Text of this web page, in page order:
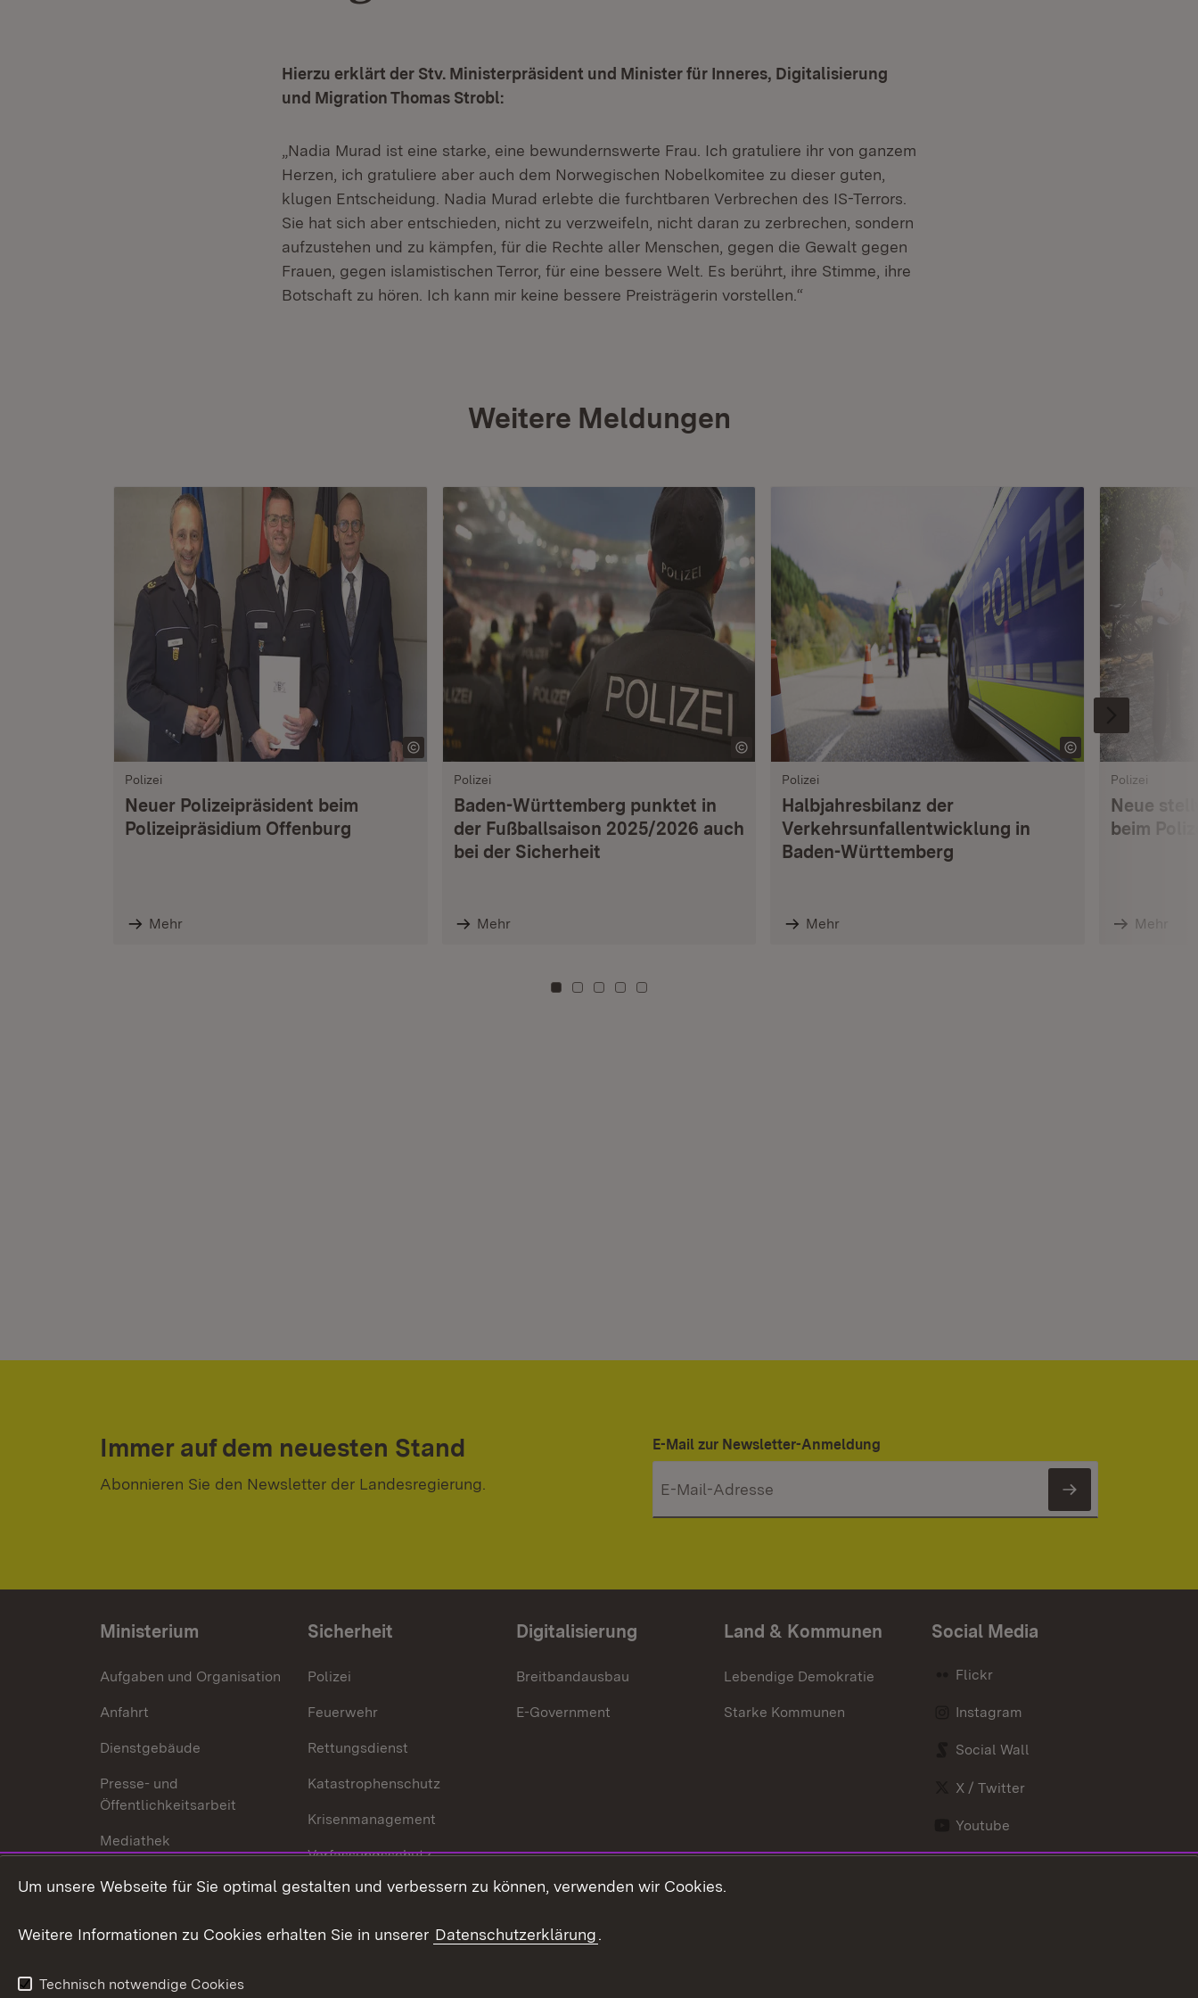
Hierzu erklärt der Stv. Ministerpräsident und Minister für Inneres, Digitalisierung
und Migration Thomas Strobl:
„Nadia Murad ist eine starke, eine bewundernswerte Frau. Ich gratuliere ihr von ganzem
Herzen, ich gratuliere aber auch dem Norwegischen Nobelkomitee zu dieser guten,
klugen Entscheidung. Nadia Murad erlebte die furchtbaren Verbrechen des IS-Terrors.
Sie hat sich aber entschieden, nicht zu verzweifeln, nicht daran zu zerbrechen, sondern
aufzustehen und zu kämpfen, für die Rechte aller Menschen, gegen die Gewalt gegen
Frauen, gegen islamistischen Terror, für eine bessere Welt. Es berührt, ihre Stimme, ihre
Botschaft zu hören. Ich kann mir keine bessere Preisträgerin vorstellen.“
Weitere Meldungen
Polizei
Neuer Polizeipräsident beim
Polizeipräsidium Offenburg
Mehr
Polizei
Baden-Württemberg punktet in
der Fußballsaison 2025/2026 auch
bei der Sicherheit
Mehr
Polizei
Halbjahresbilanz der
Verkehrsunfallentwicklung in
Baden-Württemberg
Mehr
Polizei
Neue
beim
Mehr
Zu Kachel: 0
Zu Kachel: 3
Zu Kachel: 6
Zu Kachel: 9
Zu Kachel: 12
Immer auf dem neuesten Stand
Abonnieren Sie den Newsletter der Landesregierung.
E-Mail zur Newsletter-Anmeldung
Newsletter
Ministerium
Aufgaben und Organisation
Anfahrt
Dienstgebäude
Presse- und
Öffentlichkeitsarbeit
Mediathek
Publikationen
Sicherheit
Polizei
Feuerwehr
Rettungsdienst
Katastrophenschutz
Krisenmanagement
Verfassungsschutz
Datenschutz
Glücksspielrecht
Digitalisierung
Breitbandausbau
E-Government
Land & Kommunen
Lebendige Demokratie
Starke Kommunen
Social Media
Flickr
Instagram
Social Wall
X / Twitter
Youtube
Um unsere Webseite für Sie optimal gestalten und verbessern zu können, verwenden wir Cookies.
Weitere Informationen zu Cookies erhalten Sie in unserer Datenschutzerklärung.
Technisch notwendige Cookies